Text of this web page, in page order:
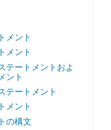
メント
メント
テートメントおよ
ント
テートメント
メント
の構文